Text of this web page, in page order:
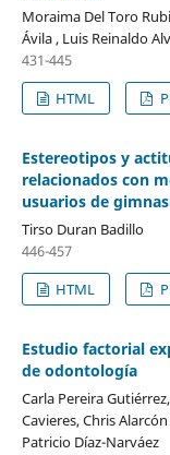
Moraima Del Toro
Ávila , Luis Reinaldo
431-445
HTML
Estereotipos y
relacionados con
usuarios de
Tirso Duran Badillo
446-457
HTML
Estudio factorial
de odontología
Carla Pereira
Cavieres, Chris
Patricio Díaz-Narváez